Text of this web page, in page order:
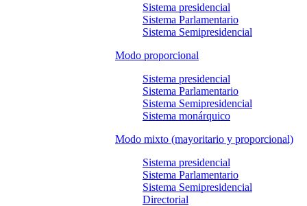
Sistema presidencial
Sistema Parlamentario
Sistema Semipresidencial
Modo proporcional
Sistema presidencial
Sistema Parlamentario
Sistema Semipresidencial
Sistema monárquico
Modo mixto (mayoritario y proporcional)
Sistema presidencial
Sistema Parlamentario
Sistema Semipresidencial
Directorial